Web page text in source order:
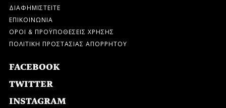
ΔΙΑΦΗΜΙΣΤΕΙΤΕ
ΕΠΙΚΟΙΝΩΝΙΑ
ΟΡΟΙ & ΠΡΟΫΠΟΘΕΣΕΙΣ ΧΡΗΣΗΣ
ΠΟΛΙΤΙΚΗ ΠΡΟΣΤΑΣΙΑΣ ΑΠΟΡΡΗΤΟΥ
FACEBOOK
TWITTER
INSTAGRAM